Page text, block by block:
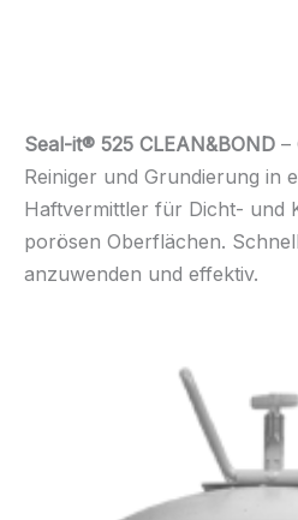
Seal-it® 525 CLEAN&BOND –
Reiniger und Grundierung in
Haftvermittler für Dicht- und
porösen Oberflächen.
anzuwenden und effektiv.